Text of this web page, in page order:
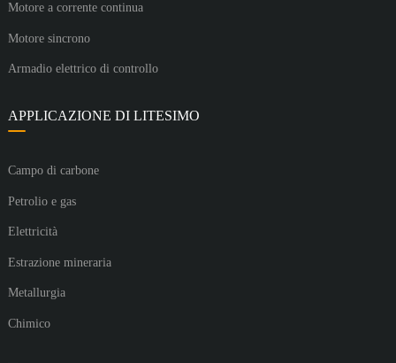
Motore a corrente continua
Motore sincrono
Armadio elettrico di controllo
APPLICAZIONE DI LITESIMO
Campo di carbone
Petrolio e gas
Elettricità
Estrazione mineraria
Metallurgia
Chimico